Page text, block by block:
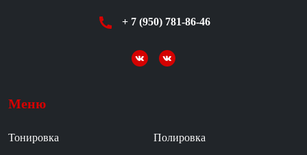
+ 7 (950) 781-86-46
Меню
Тонировка Полировка